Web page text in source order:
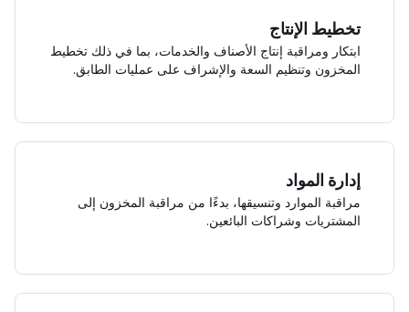
تخطيط الإنتاج
ابتكار ومراقبة إنتاج الأصناف والخدمات، بما في ذلك تخطيط
المخزون وتنظيم السعة والإشراف على عمليات الطابق.
إدارة المواد
مراقبة الموارد وتنسيقها، بدءًا من مراقبة المخزون إلى
المشتريات وشراكات البائعين.